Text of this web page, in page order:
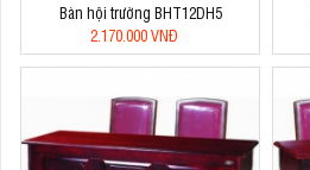
Bàn hội trường BHT12DH5
2.170.000 VNĐ